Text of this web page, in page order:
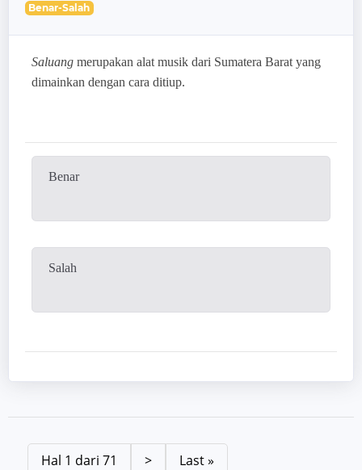
Benar-Salah
Saluangmerupakan alat musik dari Sumatera Barat yang
dimainkan dengan cara ditiup.
Benar
Salah
Hal 1 dari 71 > Last »